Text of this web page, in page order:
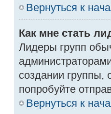
Вернуться к
Как мне стать
Лидеры групп
создании группы,
попробуйте
Вернуться к